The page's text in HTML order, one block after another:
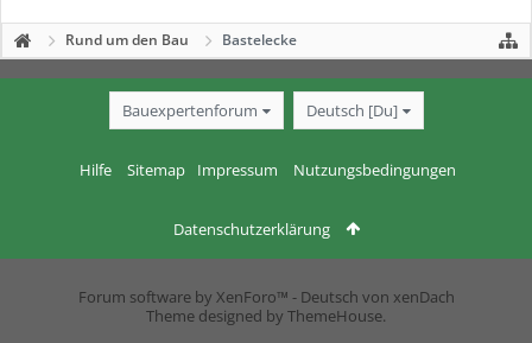
Rund um den Bau Bastelecke
Bauexpertenforum Deutsch [Du]
Hilfe Sitemap Impressum Nutzungsbedingungen
Datenschutzerklärung
Forum software by XenForo™ - Deutsch von xenDach
Theme designed by ThemeHouse.